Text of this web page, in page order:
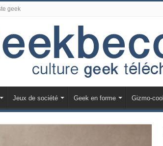
geek
Jeux de société Geek en forme Gizmo-cool